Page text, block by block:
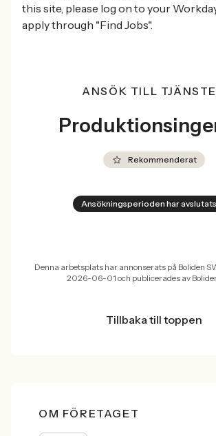
this site, please log on to your
apply through "Find Jobs".
ANSÖK TILL
Rekommenderat
Ansökningsperioden har avslutats
Denna arbetsplats har annonserats på Boliden
2026-06-01 och publicerades av
Tillbaka till toppen
OM FÖRETAGET